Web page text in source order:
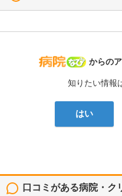
病院なび
からの
知りたい情報
はい
口コミがある病院・ク